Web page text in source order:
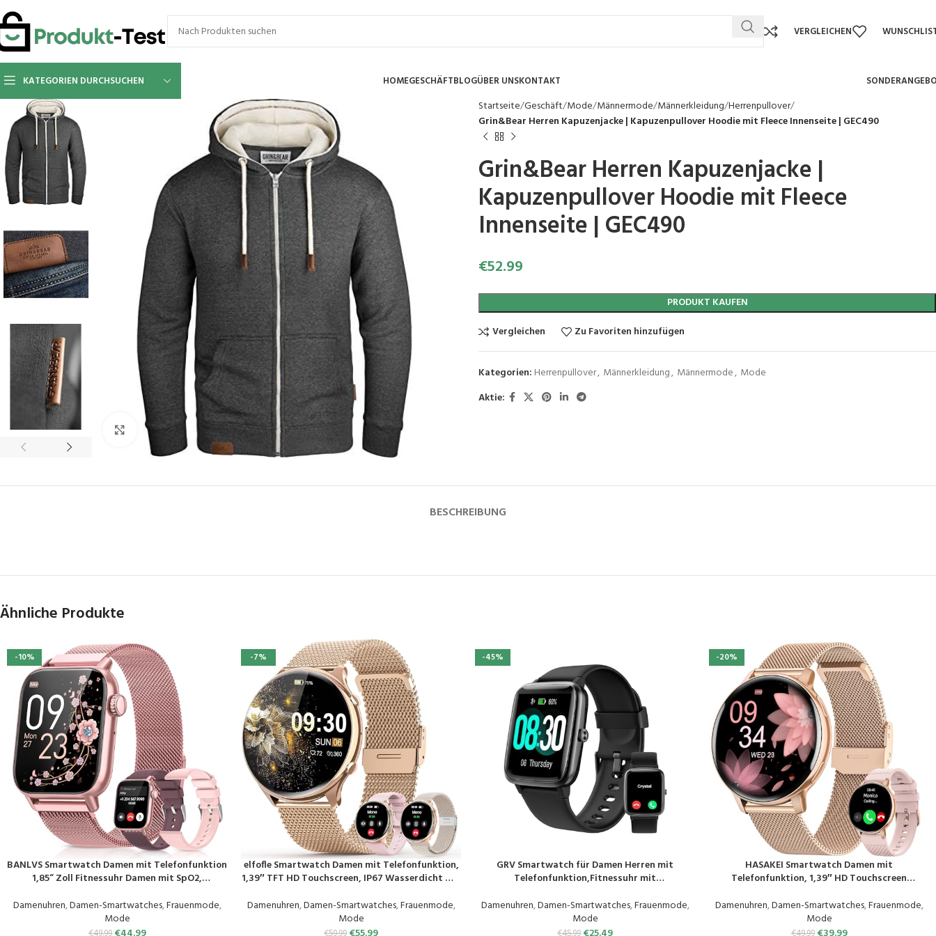
VERGLEICHEN
KATEGORIEN DURCHSUCHEN HOMEGESCHÄFTBLOGÜBER UNSKONTAKT
Click to enlarge
Startseite Geschäft Mode Männermode Männerkleidung Herrenpullover
Grin&Bear Herren Kapuzenjacke | Kapuzenpullover Hoodie mit Fleece Innenseite | GEC490
Grin&Bear Herren Kapuzenjacke |
Kapuzenpullover Hoodie mit Fleece
Innenseite | GEC490
€52.99
PRODUKT KAUFEN
Vergleichen
Zu Favoriten hinzufügen
Kategorien: Herrenpullover, Männerkleidung, Männermode, Mode
Aktie:
BESCHREIBUNG
Ähnliche Produkte
-10%
PRODUKT KAUFEN
BANLVS Smartwatch Damen mit Telefonfunktion
1,85“ Zoll Fitnessuhr Damen mit SpO2,
Menstruationszyklus, IP68 wasserdichte
Sportuhr für iOS und Android (Rosa)
Damenuhren,Damen-Smartwatches,Frauenmode,
Mode
-7%
PRODUKT KAUFEN
elfofle Smartwatch Damen mit Telefonfunktion,
1,39″ TFT HD Touchscreen, IP67 Wasserdicht mit
Schlafmonitor,Armbanduhr für iOS Android
Rosa Gold
Damenuhren,Damen-Smartwatches,Frauenmode,
Mode
-45%
PRODUKT KAUFEN
GRV Smartwatch für Damen Herren mit
Telefonfunktion,Fitnessuhr mit
fmonitor,Multi Trainingsmodi für iOS Android
Handy
Damenuhren,Damen-Smartwatches,Frauenmode,
Mode
-20%
PRODUKT KAUFEN
HASAKEI Smartwatch Damen mit
Telefonfunktion, 1,39″ HD Touchscreen
Schlafmonitor, Menstruationszyklus IP68
Wasserdicht Sportuhr Armbanduhr Android iOS
Roségold
Damenuhren,Damen-Smartwatches,Frauenmode,
Mode